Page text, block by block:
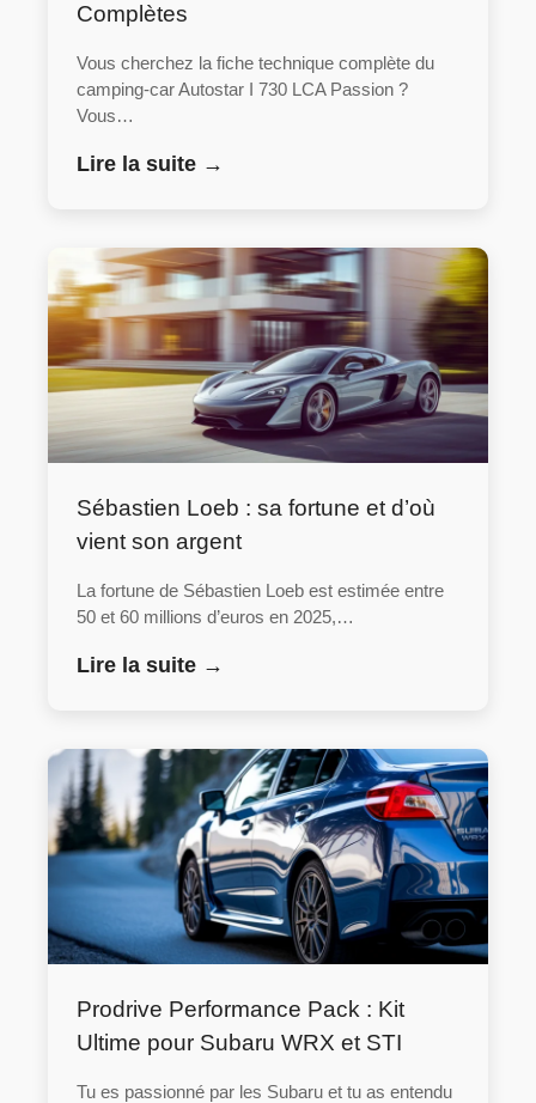
Complètes
Vous cherchez la fiche technique complète du
camping-car Autostar I 730 LCA Passion ?
Vous…
Lire la suite →
Sébastien Loeb : sa fortune et d’où
vient son argent
La fortune de Sébastien Loeb est estimée entre
50 et 60 millions d’euros en 2025,…
Lire la suite →
Prodrive Performance Pack : Kit
Ultime pour Subaru WRX et STI
Tu es passionné par les Subaru et tu as entendu